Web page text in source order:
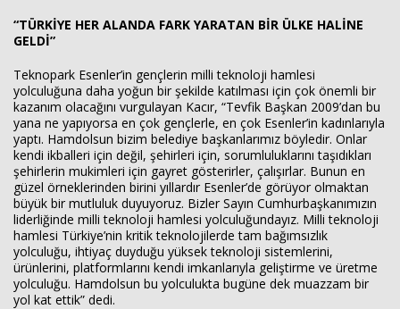
“TÜRKİYE HER ALANDA FARK YARATAN BİR ÜLKE HALİNE
GELDİ”
Teknopark Esenler’in gençlerin milli teknoloji hamlesi
yolculuğuna daha yoğun bir şekilde katılması için çok önemli bir
kazanım olacağını vurgulayan Kacır, “Tevfik Başkan 2009’dan bu
yana ne yapıyorsa en çok gençlerle, en çok Esenler’in kadınlarıyla
yaptı. Hamdolsun bizim belediye başkanlarımız böyledir. Onlar
kendi ikballeri için değil, şehirleri için, sorumluluklarını taşıdıkları
şehirlerin mukimleri için gayret gösterirler, çalışırlar. Bunun en
güzel örneklerinden birini yıllardır Esenler’de görüyor olmaktan
büyük bir mutluluk duyuyoruz. Bizler Sayın Cumhurbaşkanımızın
liderliğinde milli teknoloji hamlesi yolculuğundayız. Milli teknoloji
hamlesi Türkiye’nin kritik teknolojilerde tam bağımsızlık
yolculuğu, ihtiyaç duyduğu yüksek teknoloji sistemlerini,
ürünlerini, platformlarını kendi imkanlarıyla geliştirme ve üretme
yolculuğu. Hamdolsun bu yolculukta bugüne dek muazzam bir
yol kat ettik” dedi.